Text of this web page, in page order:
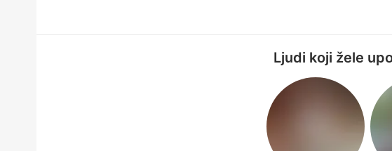
Ljudi koji žele